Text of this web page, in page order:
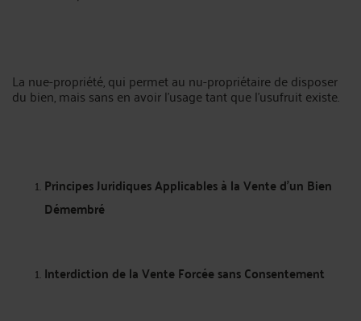
La nue-propriété, qui permet au nu-propriétaire de disposer
du bien, mais sans en avoir l’usage tant que l’usufruit existe.
Principes Juridiques Applicables à la Vente d’un Bien
Démembré
Interdiction de la Vente Forcée sans Consentement